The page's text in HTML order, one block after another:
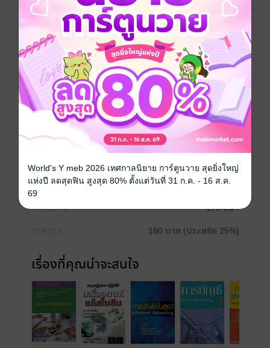
หลักการทางบัญชี การบันทึกรายการเปิดบัญชี การบันทึก
รายการแบ่งผลกำไรขาดทุนงบการเงินห้างหุ้นส่วนตาม
กฎหมาย หุ้นส่วนลาดออกหรือถึงแก่กรรม การรับหุ้นส่วน
ใหม่ และการเลิกห้างและชำระบัญชี เหมาะสำหรับผู้เรียน
รายวิชาการบัญชีห้างหุ้นส่วน ครบถ้วนด้วยเนื้อหาและ
หลักสูตรการเรียนการสอนในทุกระดับชั้น
การเงิน การลงทุน หุ้น การบัญชี
งบการเงิน
วันที่วางขาย 18 สิงหาคม 2562
ความยาว 178 หน้า
160 บาท (ประหยัด 25%)
เรื่องที่คุณน่าจะสนใจ
World's Y meb 2026 เทศกาลนิยาย การ์ตูนวาย สุดยิ่งใหญ่
แห่งปี ลดสุดฟิน สูงสุด 80% ตั้งแต่วันที่ 31 ก.ค. - 16 ส.ค.
69